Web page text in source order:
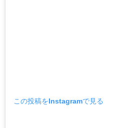
この投稿をInstagramで見る